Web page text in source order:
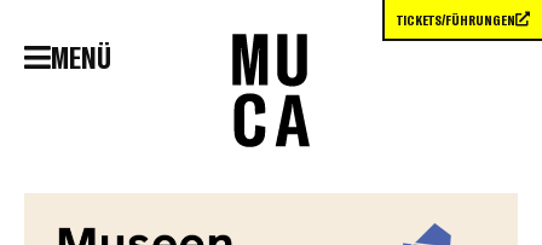
MENÜ
TICKETS/FÜHRUNGEN